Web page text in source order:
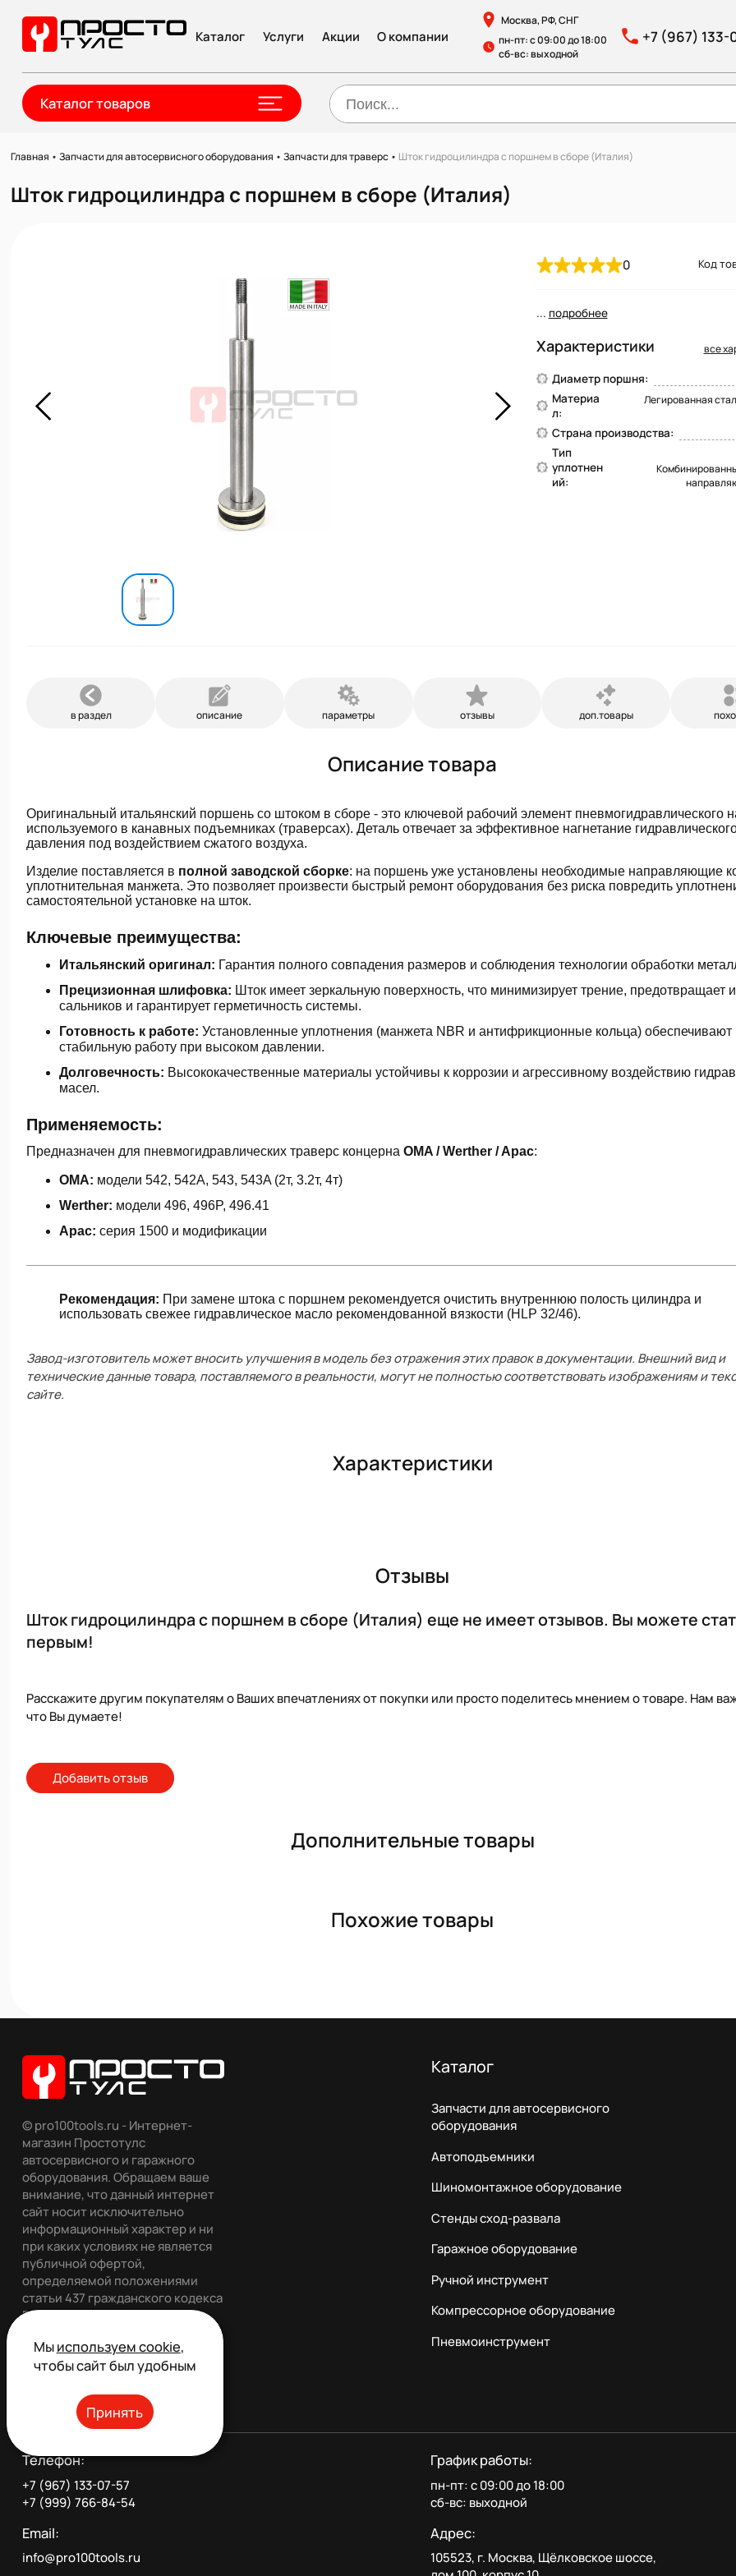
Каталог Услуги Акции О компании
Москва, РФ, СНГ
пн-пт: с 09:00 до 18:00
сб-вс: выходной
+7 (967) 133-
Каталог товаров
Главная •Запчасти для автосервисного оборудования •Запчасти для траверс • Шток гидроцилиндра с поршнем в сборе (Италия)
Шток гидроцилиндра с поршнем в сборе (Италия)
0 Код
... подробнее
Характеристики все
Диаметр поршня:
Материа
л:
Легированная
Страна производства:
Тип
уплотнен
ий:
в раздел описание параметры отзывы доп.товары
Описание товара
Оригинальный итальянский поршень со штоком в сборе - это ключевой рабочий элемент пневмогидравлического
используемого в канавных подъемниках (траверсах). Деталь отвечает за эффективное нагнетание
давления под воздействием сжатого воздуха.
Изделие поставляется в полной заводской сборке: на поршень уже установлены необходимые направляющие
уплотнительная манжета. Это позволяет произвести быстрый ремонт оборудования без риска повредить
самостоятельной установке на шток.
Ключевые преимущества:
Итальянский оригинал: Гарантия полного совпадения размеров и соблюдения технологии обработки
Прецизионная шлифовка: Шток имеет зеркальную поверхность, что минимизирует трение, предотвращает
сальников и гарантирует герметичность системы.
Готовность к работе: Установленные уплотнения (манжета NBR и антифрикционные кольца) обеспечивают
стабильную работу при высоком давлении.
Долговечность: Высококачественные материалы устойчивы к коррозии и агрессивному воздействию
масел.
Применяемость:
Предназначен для пневмогидравлических траверс концернаOMA / Werther / Apac:
OMA: модели 542, 542A, 543, 543A (2т, 3.2т, 4т)
Werther: модели 496, 496P, 496.41
Apac: серия 1500 и модификации
Рекомендация: При замене штока с поршнем рекомендуется очистить внутреннюю полость цилиндра и
использовать свежее гидравлическое масло рекомендованной вязкости (HLP 32/46).
Завод-изготовитель может вносить улучшения в модель без отражения этих правок в документации. Внешний вид и
технические данные товара, поставляемого в реальности, могут не полностью соответствовать изображениям и
сайте.
Характеристики
Отзывы
Шток гидроцилиндра с поршнем в сборе (Италия) еще не имеет отзывов. Вы можете
первым!
Расскажите другим покупателям о Ваших впечатлениях от покупки или просто поделитесь мнением о товаре. Нам
что Вы думаете!
Добавить отзыв
Дополнительные товары
Похожие товары
© pro100tools.ru - Интернет-
магазин Простотулс
автосервисного и гаражного
оборудования. Обращаем ваше
внимание, что данный интернет
сайт носит исключительно
информационный характер и ни
при каких условиях не является
публичной офертой,
определяемой положениями
статьи 437 гражданского кодекса
РФ. Все права защищены.
Каталог
Запчасти для автосервисного
оборудования
Автоподъемники
Шиномонтажное оборудование
Стенды сход-развала
Гаражное оборудование
Ручной инструмент
Компрессорное оборудование
Пневмоинструмент
Телефон:
+7 (967) 133-07-57
+7 (999) 766-84-54
Email:
info@pro100tools.ru
График работы:
пн-пт: с 09:00 до 18:00
сб-вс: выходной
Адрес:
105523, г. Москва, Щёлковское шоссе,
Мыиспользуем cookie,
чтобы сайт был удобным
Принять